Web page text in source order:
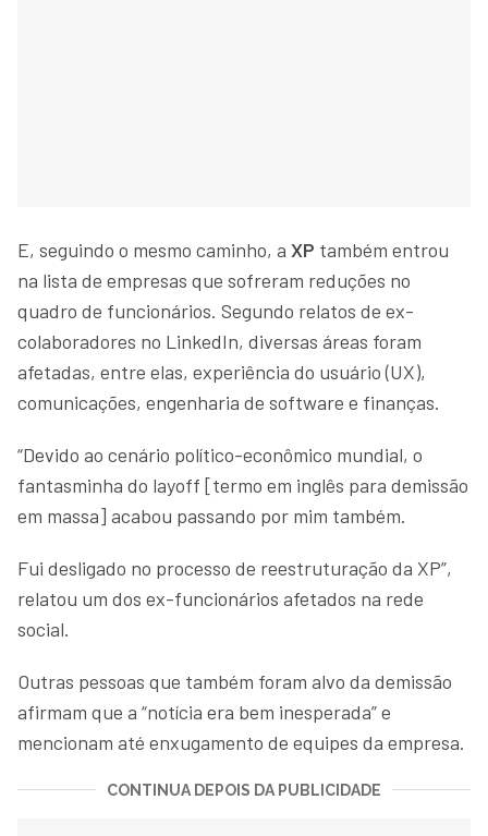
E, seguindo o mesmo caminho, a XP também entrou
na lista de empresas que sofreram reduções no
quadro de funcionários. Segundo relatos de ex-
colaboradores no LinkedIn, diversas áreas foram
afetadas, entre elas, experiência do usuário (UX),
comunicações, engenharia de software e finanças.
“Devido ao cenário político-econômico mundial, o
fantasminha do layoff [termo em inglês para demissão
em massa] acabou passando por mim também.
Fui desligado no processo de reestruturação da XP”,
relatou um dos ex-funcionários afetados na rede
social.
Outras pessoas que também foram alvo da demissão
afirmam que a “notícia era bem inesperada” e
mencionam até enxugamento de equipes da empresa.
CONTINUA DEPOIS DA PUBLICIDADE